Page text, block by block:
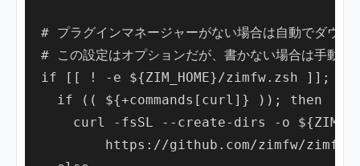
# プラグインマネージャーがない場合は自動でダウン
# この設定はオプションだが、書かない場合は手動
if [[ ! -e ${ZIM_HOME}/zimfw.zsh ]];
  if (( ${+commands[curl]} )); then
curl -fsSL --create-dirs -o
https://github.com/zimfw/